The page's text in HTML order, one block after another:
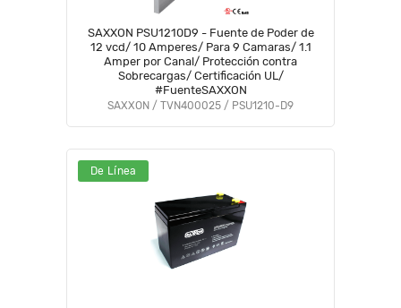
SAXXON PSU1210D9 - Fuente de Poder de
12 vcd/ 10 Amperes/ Para 9 Camaras/ 1.1
Amper por Canal/ Protección contra
Sobrecargas/ Certificación UL/
#FuenteSAXXON
SAXXON / TVN400025 / PSU1210-D9
De Línea